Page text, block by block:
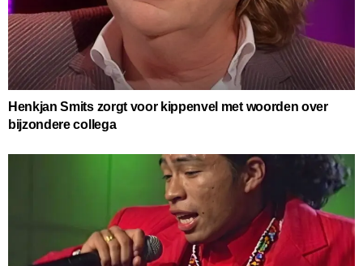
Henkjan Smits zorgt voor kippenvel met woorden over
bijzondere collega